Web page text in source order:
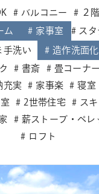
バルコニー
２
ム
家事室 ス
手洗い
造作洗面
書斎 畳コーナー
充実 家事楽 寝室
2世帯住宅
ス
薪ストーブ・ペレ
ロフト